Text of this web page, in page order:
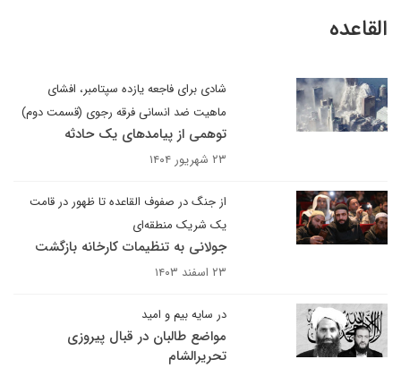
القاعده
شادی برای فاجعه یازده سپتامبر، افشای
ماهیت ضد انسانی فرقه رجوی (قسمت دوم)
توهمی از پیامدهای یک حادثه
۲۳ شهریور ۱۴۰۴
از جنگ در صفوف القاعده تا ظهور در قامت
یک شریک منطقه‌ای
جولانی به تنظیمات کارخانه بازگشت
۲۳ اسفند ۱۴۰۳
در سایه بیم و امید
مواضع طالبان در قبال پیروزی
تحریرالشام